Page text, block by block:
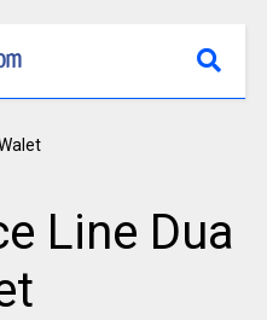
Line Dua